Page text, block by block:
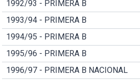
1992/93 - PRIMERA B
1993/94 - PRIMERA B
1994/95 - PRIMERA B
1995/96 - PRIMERA B
1996/97 - PRIMERA B NACIONAL